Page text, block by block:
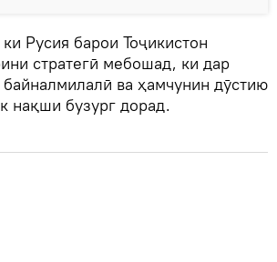
Русия барои Тоҷикистон
стратегӣ мебошад, ки дар
ва ҳамчунин дӯстию
нақши бузург дорад.